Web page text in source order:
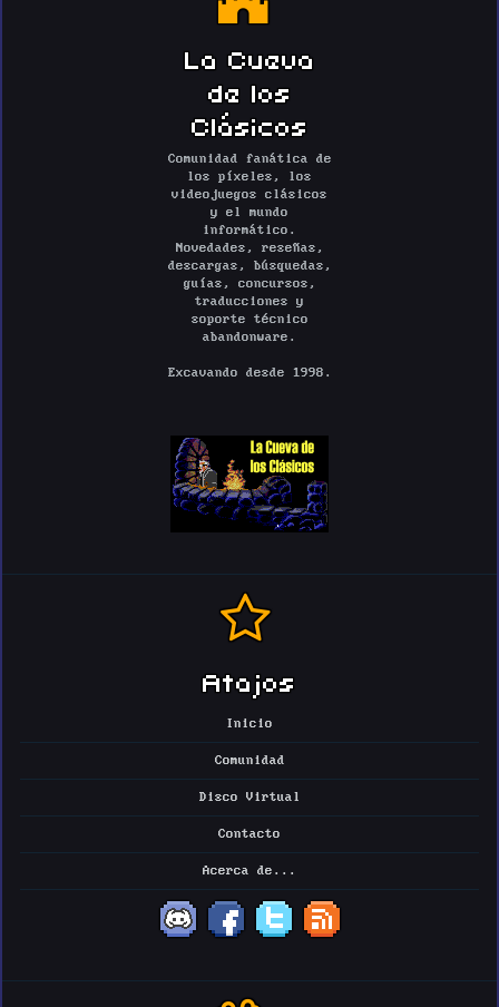
La Cueva
de los
Clásicos
Comunidad fanática de
los píxeles, los
videojuegos clásicos
y el mundo
informático.
Novedades, reseñas,
descargas, búsquedas,
guías, concursos,
traducciones y
soporte técnico
abandonware.
Excavando desde 1998.
Atajos
Inicio
Comunidad
Disco Virtual
Contacto
Acerca de...